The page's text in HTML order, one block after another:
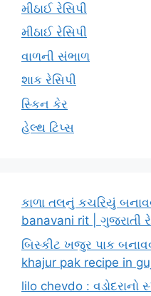
મીઠાઈ રેસિપી
મીઠાઈ રેસિપી
વાળની સંભાળ
શાક રેસિપી
સ્કિન કેર
હેલ્થ ટિપ્સ
કાળા તલનું કચરિયું
banavani rit | ગુજરાતી
બિસ્કીટ ખજુર પાક
khajur pak recipe in
lilo chevdo : વડોદરાનો